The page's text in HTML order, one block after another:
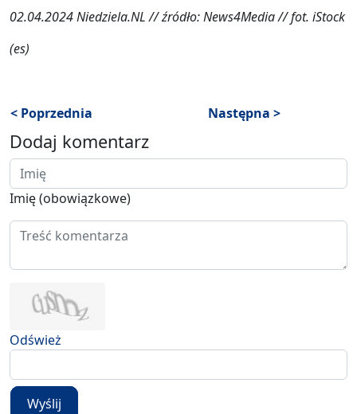
02.04.2024 Niedziela.NL // źródło: News4Media // fot. iStock
(es)
< Poprzednia Następna >
Dodaj komentarz
Imię (obowiązkowe)
Odśwież
Wyślij